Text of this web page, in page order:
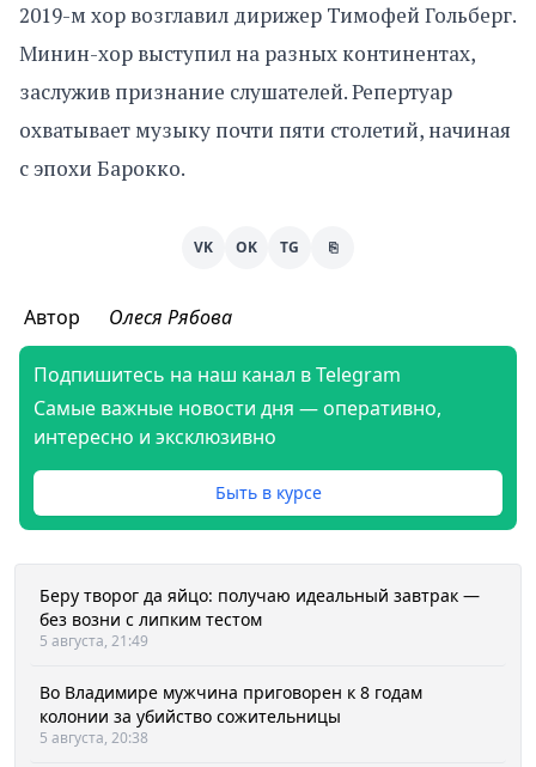
2019-м хор возглавил дирижер Тимофей Гольберг.
Минин-хор выступил на разных континентах,
заслужив признание слушателей. Репертуар
охватывает музыку почти пяти столетий, начиная
с эпохи Барокко.
VK OK TG ⎘
Автор Олеся Рябова
Подпишитесь на наш канал в Telegram
Самые важные новости дня — оперативно,
интересно и эксклюзивно
Быть в курсе
Беру творог да яйцо: получаю идеальный завтрак —
без возни с липким тестом
5 августа, 21:49
Во Владимире мужчина приговорен к 8 годам
колонии за убийство сожительницы
5 августа, 20:38